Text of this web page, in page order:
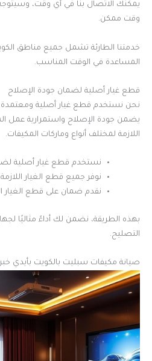
يمكنك الاتصال بنا في أي وقت،
وقت ممكن.
خدمتنا الطارئة تشمل جميع مناطق
المساعدة في الوقت المناسب.
قطع غيار أصلية لضمان جودة الإصلاح
نحن نستخدم قطع غيار أصلية
يضمن جودة الإصلاح واستمرارية عمل
اللازمة لمختلف أنواع وماركات المكيفات.
نستخدم قطع غيار أصلية
نوفر جميع قطع الغيار اللازمة.
نقدم ضمان على قطع الغيار
بهذه الطريقة، نضمن لك أداءً مثاليًا
التصليح.
صيانة مكيفات سبليت بالكويت بأيدي